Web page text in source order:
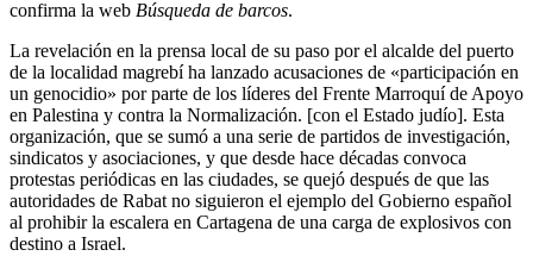
confirma la web Búsqueda de barcos.
La revelación en la prensa local de su paso por el alcalde del puerto
de la localidad magrebí ha lanzado acusaciones de «participación en
un genocidio» por parte de los líderes del Frente Marroquí de Apoyo
en Palestina y contra la Normalización. [con el Estado judío]. Esta
organización, que se sumó a una serie de partidos de investigación,
sindicatos y asociaciones, y que desde hace décadas convoca
protestas periódicas en las ciudades, se quejó después de que las
autoridades de Rabat no siguieron el ejemplo del Gobierno español
al prohibir la escalera en Cartagena de una carga de explosivos con
destino a Israel.